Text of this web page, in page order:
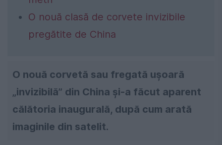
O nouă clasă de corvete invizibile
pregătite de China
O nouă corvetă sau fregată ușoară
„invizibilă” din China și-a făcut aparent
călătoria inaugurală, după cum arată
imaginile din satelit.